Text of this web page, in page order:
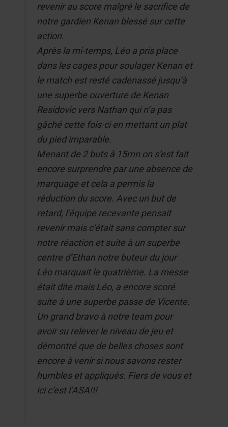
revenir au score malgré le sacrifice de
notre gardien Kenan blessé sur cette
action.
Après la mi-temps, Léo a pris place
dans les cages pour soulager Kenan et
le match est resté cadenassé jusqu’à
une superbe ouverture de Kenan
Residovic vers Nathan qui n’a pas
gâché cette fois-ci en mettant un plat
du pied imparable.
Menant de 2 buts à 15mn on s’est fait
encore surprendre par une absence de
marquage et cela a permis la
réduction du score. Avec un but de
retard, l’équipe recevante pensait
revenir mais c’était sans compter sur
notre réaction et suite à un superbe
centre d’Ethan notre buteur du jour
Léo marquait le quatrième. La messe
était dite mais Léo, a encore scoré
suite à une superbe passe de Vicente.
Un grand bravo à notre team pour
avoir su relever le niveau de jeu et
démontré que de belles choses sont
encore à venir si nous savons rester
humbles et appliqués. Fiers de vous et
ici c’est l’ASA!!!